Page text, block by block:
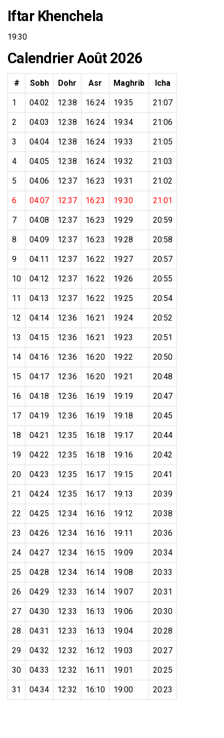
Iftar Khenchela
19:30
Calendrier Août 2026
# Sobh Dohr Asr Maghrib Icha
1 04:02 12:38 16:24 19:35 21:07
2 04:03 12:38 16:24 19:34 21:06
3 04:04 12:38 16:24 19:33 21:05
4 04:05 12:38 16:24 19:32 21:03
5 04:06 12:37 16:23 19:31 21:02
6 04:07 12:37 16:23 19:30 21:01
7 04:08 12:37 16:23 19:29 20:59
8 04:09 12:37 16:23 19:28 20:58
9 04:11 12:37 16:22 19:27 20:57
10 04:12 12:37 16:22 19:26 20:55
11 04:13 12:37 16:22 19:25 20:54
12 04:14 12:36 16:21 19:24 20:52
13 04:15 12:36 16:21 19:23 20:51
14 04:16 12:36 16:20 19:22 20:50
15 04:17 12:36 16:20 19:21 20:48
16 04:18 12:36 16:19 19:19 20:47
17 04:19 12:36 16:19 19:18 20:45
18 04:21 12:35 16:18 19:17 20:44
19 04:22 12:35 16:18 19:16 20:42
20 04:23 12:35 16:17 19:15 20:41
21 04:24 12:35 16:17 19:13 20:39
22 04:25 12:34 16:16 19:12 20:38
23 04:26 12:34 16:16 19:11 20:36
24 04:27 12:34 16:15 19:09 20:34
25 04:28 12:34 16:14 19:08 20:33
26 04:29 12:33 16:14 19:07 20:31
27 04:30 12:33 16:13 19:06 20:30
28 04:31 12:33 16:13 19:04 20:28
29 04:32 12:32 16:12 19:03 20:27
30 04:33 12:32 16:11 19:01 20:25
31 04:34 12:32 16:10 19:00 20:23